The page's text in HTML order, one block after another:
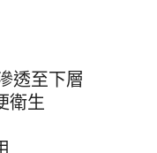
透至下層
衛生